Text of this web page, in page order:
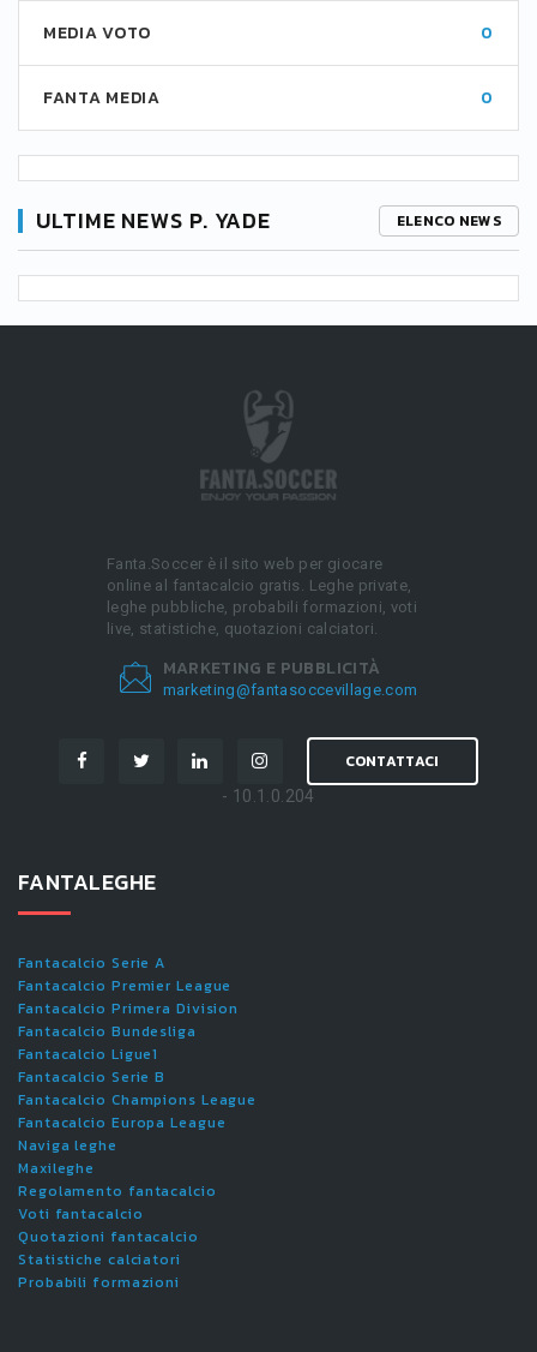
MEDIA VOTO 0
FANTA MEDIA 0
ULTIME NEWS P. YADE ELENCO NEWS
Fanta.Soccer è il sito web per giocare
online al fantacalcio gratis. Leghe private,
leghe pubbliche, probabili formazioni, voti
live, statistiche, quotazioni calciatori.
MARKETING E PUBBLICITÀ
marketing@fantasoccevillage.com
CONTATTACI
- 10.1.0.204
FANTALEGHE
Fantacalcio Serie A
Fantacalcio Premier League
Fantacalcio Primera Division
Fantacalcio Bundesliga
Fantacalcio Ligue1
Fantacalcio Serie B
Fantacalcio Champions League
Fantacalcio Europa League
Naviga leghe
Maxileghe
Regolamento fantacalcio
Voti fantacalcio
Quotazioni fantacalcio
Statistiche calciatori
Probabili formazioni